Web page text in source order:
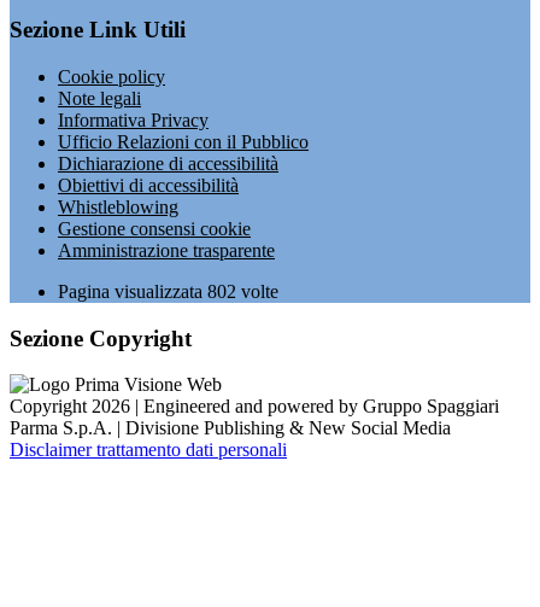
Sezione Link Utili
Cookie policy
Note legali
Informativa Privacy
Ufficio Relazioni con il Pubblico
Dichiarazione di accessibilità
Obiettivi di accessibilità
Whistleblowing
Gestione consensi cookie
Amministrazione trasparente
Pagina visualizzata 802 volte
Sezione Copyright
Copyright 2026 | Engineered and powered by Gruppo Spaggiari
Parma S.p.A. | Divisione Publishing & New Social Media
Disclaimer trattamento dati personali